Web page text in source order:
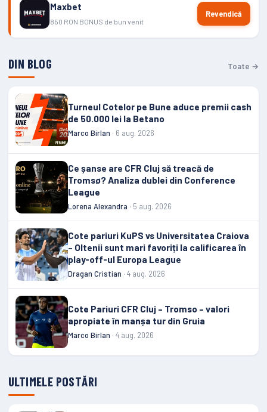
Maxbet
850 RON BONUS de bun venit
Revendică
DIN BLOG Toate →
Turneul Cotelor pe Bune aduce premii cash
de 50.000 lei la Betano
Marco Birlan · 6 aug. 2026
Ce șanse are CFR Cluj să treacă de
Tromsø? Analiza dublei din Conference
League
Lorena Alexandra · 5 aug. 2026
Cote pariuri KuPS vs Universitatea Craiova
– Oltenii sunt mari favoriți la calificarea în
play-off-ul Europa League
Dragan Cristian · 4 aug. 2026
Cote Pariuri CFR Cluj – Tromso – valori
apropiate în manșa tur din Gruia
Marco Birlan · 4 aug. 2026
ULTIMELE POSTĂRI